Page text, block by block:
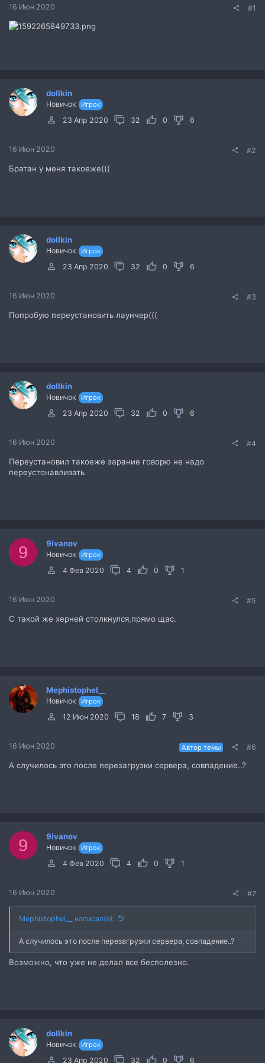
16 Июн 2020 #1
dollkin
Новичок Игрок
23 Апр 2020 32 0 6
16 Июн 2020 #2
Братан у меня такоеже(((
dollkin
Новичок Игрок
23 Апр 2020 32 0 6
16 Июн 2020 #3
Попробую переустановить лаунчер(((
dollkin
Новичок Игрок
23 Апр 2020 32 0 6
16 Июн 2020 #4
Переустановил такоеже зарание говорю не надо
переустонавливать
9 9ivanov
Новичок Игрок
4 Фев 2020 4 0 1
16 Июн 2020 #5
С такой же херней столкнулся,прямо щас.
Mephistophel__
Новичок Игрок
12 Июн 2020 18 7 3
16 Июн 2020 Автор темы #6
А случилось это после перезагрузки сервера, совпадение..?
9 9ivanov
Новичок Игрок
4 Фев 2020 4 0 1
16 Июн 2020 #7
Mephistophel__ написал(а):
А случилось это после перезагрузки сервера, совпадение..?
Возможно, что уже не делал все бесполезно.
dollkin
Новичок Игрок
23 Апр 2020 32 0 6